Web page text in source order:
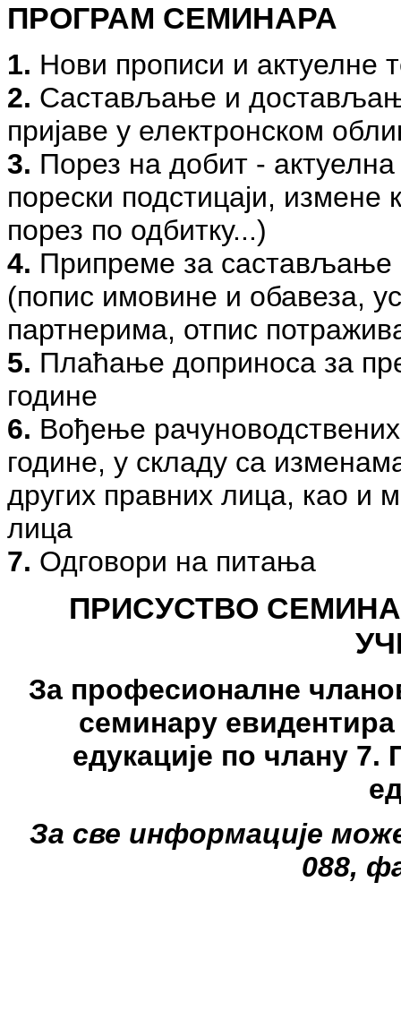
ПРОГРАМ СЕМИНАРА
1. Нови прописи и актуелне
2. Састављање и
пријаве у електронском
3. Порез на добит -
порески подстицаји, измене
порез по одбитку...)
4. Припреме за састављање
(попис имовине и обавеза,
партнерима, отпис
5. Плаћање доприноса за
године
6. Вођење
године, у складу са
других правних лица, као и
лица
7. Одговори на питања
ПРИСУСТВО
За професионалне
семинару
едукације по члану 7.
За све информације
088,